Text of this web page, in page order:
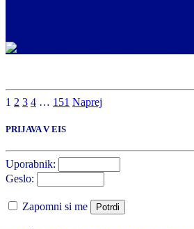
1 2 3 4 … 151 Naprej
PRIJAVA V EIS
Uporabnik:
Geslo:
Zapomni si me Potrdi